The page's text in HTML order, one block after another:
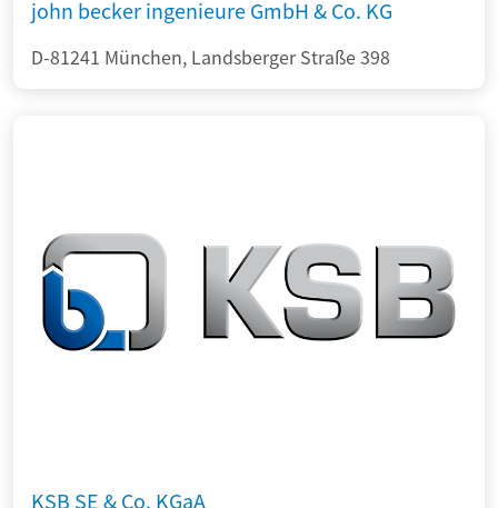
john becker ingenieure GmbH & Co. KG
D-81241 München, Landsberger Straße 398
KSB SE & Co. KGaA